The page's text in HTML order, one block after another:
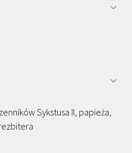
Sykstusa II, papieża,